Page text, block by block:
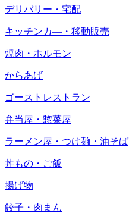
デリバリー・宅配
キッチンカ―・移動販売
焼肉・ホルモン
からあげ
ゴーストレストラン
弁当屋・惣菜屋
ラーメン屋・つけ麺・油そば
丼もの・ご飯
揚げ物
餃子・肉まん